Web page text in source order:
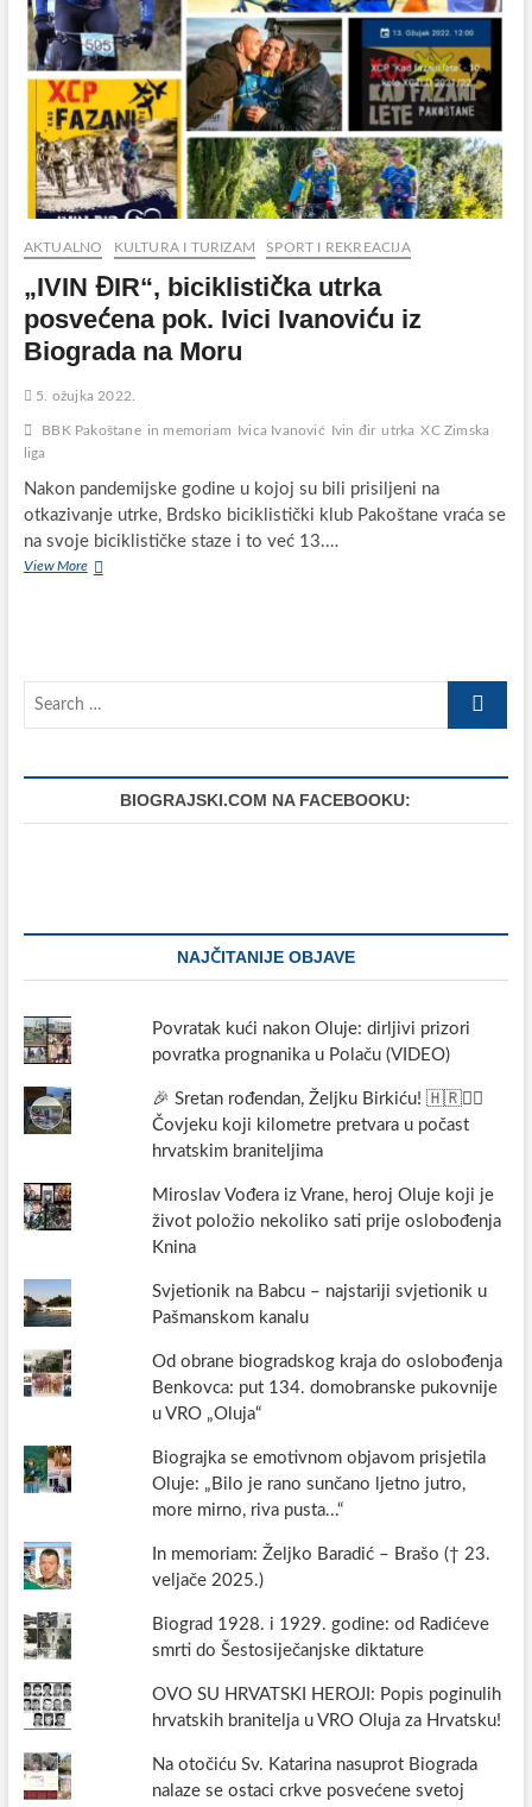
AKTUALNO KULTURA I TURIZAM SPORT I REKREACIJA
„IVIN ĐIR“, biciklistička utrka
posvećena pok. Ivici Ivanoviću iz
Biograda na Moru
5. ožujka 2022.
BBK Pakoštane in memoriam Ivica Ivanović Ivin đir utrka XC Zimska
liga
Nakon pandemijske godine u kojoj su bili prisiljeni na
otkazivanje utrke, Brdsko biciklistički klub Pakoštane vraća se
na svoje biciklističke staze i to već 13.…
View More„IVIN
Ivanoviću
na
Search
BIOGRAJSKI.COM NA FACEBOOKU:
NAJČITANIJE OBJAVE
Povratak kući nakon Oluje: dirljivi prizori
povratka prognanika u Polaču (VIDEO)
🎉 Sretan rođendan, Željku Birkiću! 🇭🇷🏃‍♂️
Čovjeku koji kilometre pretvara u počast
hrvatskim braniteljima
Miroslav Vođera iz Vrane, heroj Oluje koji je
život položio nekoliko sati prije oslobođenja
Knina
Svjetionik na Babcu – najstariji svjetionik u
Pašmanskom kanalu
Od obrane biogradskog kraja do oslobođenja
Benkovca: put 134. domobranske pukovnije
u VRO „Oluja“
Biograjka se emotivnom objavom prisjetila
Oluje: „Bilo je rano sunčano ljetno jutro,
more mirno, riva pusta...“
In memoriam: Željko Baradić – Brašo († 23.
veljače 2025.)
Biograd 1928. i 1929. godine: od Radićeve
smrti do Šestosiječanjske diktature
OVO SU HRVATSKI HEROJI: Popis poginulih
hrvatskih branitelja u VRO Oluja za Hrvatsku!
Na otočiću Sv. Katarina nasuprot Biograda
nalaze se ostaci crkve posvećene svetoj